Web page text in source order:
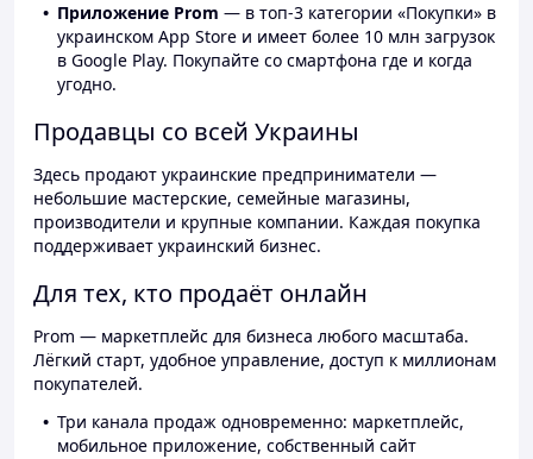
Приложение Prom — в топ-3 категории «Покупки» в
украинском App Store и имеет более 10 млн загрузок
в Google Play. Покупайте со смартфона где и когда
угодно.
Продавцы со всей Украины
Здесь продают украинские предприниматели —
небольшие мастерские, семейные магазины,
производители и крупные компании. Каждая покупка
поддерживает украинский бизнес.
Для тех, кто продаёт онлайн
Prom — маркетплейс для бизнеса любого масштаба.
Лёгкий старт, удобное управление, доступ к миллионам
покупателей.
Три канала продаж одновременно: маркетплейс,
мобильное приложение, собственный сайт